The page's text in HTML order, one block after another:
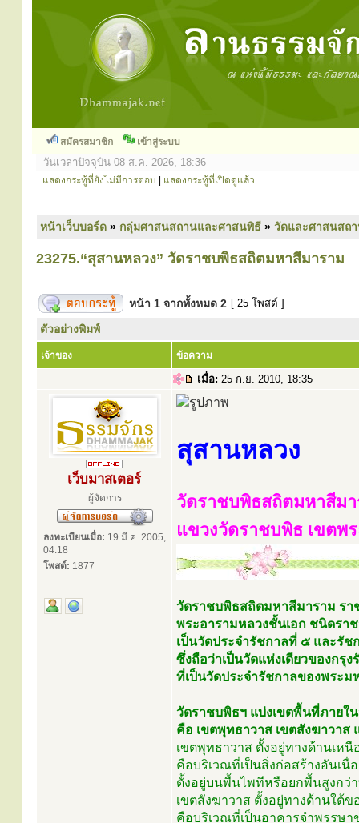
สมัครสมาชิก เข้าสู่ระบบ
วันเวลาปัจจุบัน 08 ส.ค. 2026, 18:36
แสดงกระทู้ที่ยังไม่มีการตอบ แสดงกระทู้ที่เปิดดูแล้ว
หน้าเว็บบอร์ด » กลุ่มศาสนสถานและศาสนพิธี » วัดและศาสนสถ
23275.“สุสานหลวง” วัดราชบพิธสถิตมหาสีมาราม
หน้า 1 จากทั้งหมด 2 [ 25 โพสต์ ]
ตัวอย่างพิมพ์
เจ้าของ ข้อความ
เมื่อ: 25 ก.ย. 2010, 18:35
เว็บมาสเตอร์
ผู้จัดการ
ลงทะเบียนเมื่อ: 19 มี.ค. 2005,
04:18
โพสต์: 1877
สุสานหลวง
วัดราชบพิธสถิตมหาสีม
แขวงวัดราชบพิธ เขตพ
วัดราชบพิธสถิตมหาสีมาราม รา
พระอารามหลวงชั้นเอก ชนิดรา
เป็นวัดประจำรัชกาลที่ ๕ และรั
ซึ่งถือว่าเป็นวัดแห่งเดียวของกรุ
ที่เป็นวัดประจำรัชกาลของพระม
วัดราชบพิธฯ แบ่งเขตพื้นที่ภายใ
คือ เขตพุทธาวาส เขตสังฆาวาส
เขตพุทธาวาส ตั้งอยู่ทางด้านเหนื
คือบริเวณที่เป็นสิ่งก่อสร้างอันเนื่
ตั้งอยู่บนพื้นไพทีหรือยกพื้นสูงกว่
เขตสังฆาวาส ตั้งอยู่ทางด้านใต้ข
คือบริเวณที่เป็นอาคารจำพรรษ